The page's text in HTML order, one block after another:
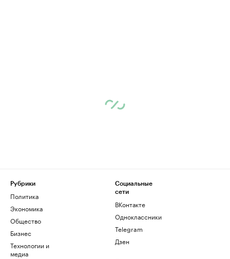
Рубрики
Политика
Экономика
Общество
Бизнес
Технологии и
медиа
Социальные
сети
ВКонтакте
Одноклассники
Telegram
Дзен